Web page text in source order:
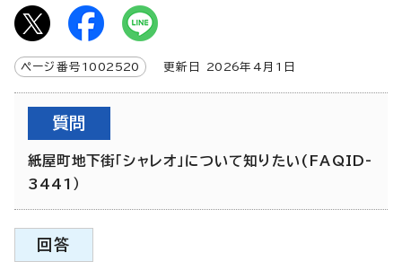
ページ番号 1002520 更新日 2026年4月1日
質問
紙屋町地下街「シャレオ」について知りたい(FAQID-
3441）
回答